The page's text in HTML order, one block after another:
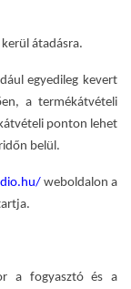
átadásra.
egyedileg kevert
a termékátvételi
ponton lehet
belül.
weboldalon a
a fogyasztó és a